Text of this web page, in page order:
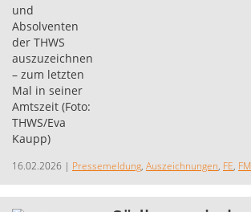
16.02.2026 | Pressemeldung, Auszeichnungen, FE, FM